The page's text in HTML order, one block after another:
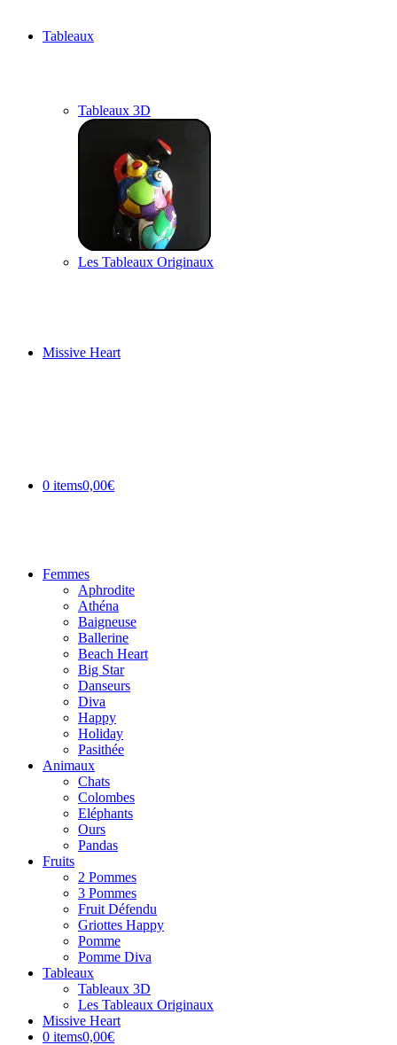
Tableaux
Tableaux 3D
Les Tableaux Originaux
Missive Heart
0 items0,00€
Femmes
Aphrodite
Athéna
Baigneuse
Ballerine
Beach Heart
Big Star
Danseurs
Diva
Happy
Holiday
Pasithée
Animaux
Chats
Colombes
Eléphants
Ours
Pandas
Fruits
2 Pommes
3 Pommes
Fruit Défendu
Griottes Happy
Pomme
Pomme Diva
Tableaux
Tableaux 3D
Les Tableaux Originaux
Missive Heart
0 items0,00€